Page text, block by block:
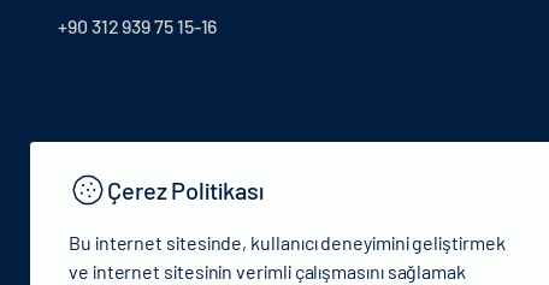
+90 312 939 75 15-16
Çerez Politikası
Bu internet sitesinde, kullanıcı deneyimini geliştirmek
ve internet sitesinin verimli çalışmasını sağlamak